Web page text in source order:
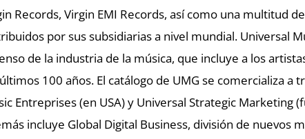
Records, Virgin EMI Records, así como una multitud
por sus subsidiarias a nivel mundial. Universal
de la industria de la música, que incluye a los
100 años. El catálogo de UMG se comercializa a
Entreprises (en USA) y Universal Strategic Marketing
incluye Global Digital Business, división de nuevos